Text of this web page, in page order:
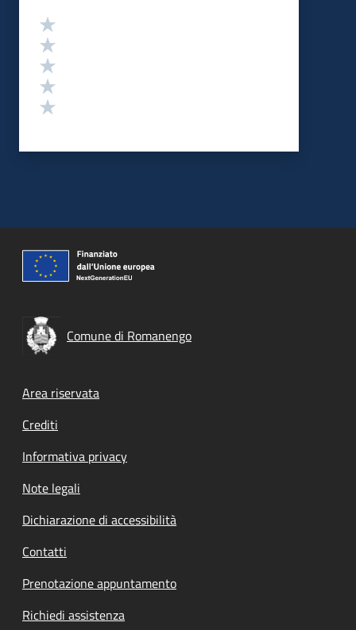
Valutazione
Comune di Romanengo
Footer menu
Area riservata
Crediti
Informativa privacy
Note legali
Dichiarazione di accessibilità
Contatti
Prenotazione appuntamento
Richiedi assistenza